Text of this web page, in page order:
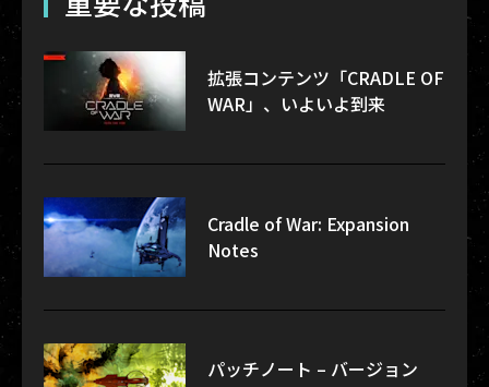
拡張コンテンツ「CRADLE OF
WAR」、いよいよ到来
Cradle of War: Expansion
Notes
パッチノート – バージョン